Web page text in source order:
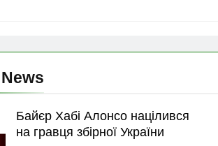
Байєр Хабі Алонсо націлився
на гравця збірної України